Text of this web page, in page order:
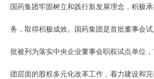
国药集团牢固树立和践行新发展理念，积极
务，取得积极成效。国药集团是首批董事会
批被列为落实中央企业董事会职权试点单位
团层面的股权多元化改革工作，着力建设和